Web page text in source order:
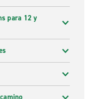
para 12 y